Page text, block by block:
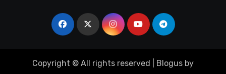
Copyright © All rights reserved Blogus by